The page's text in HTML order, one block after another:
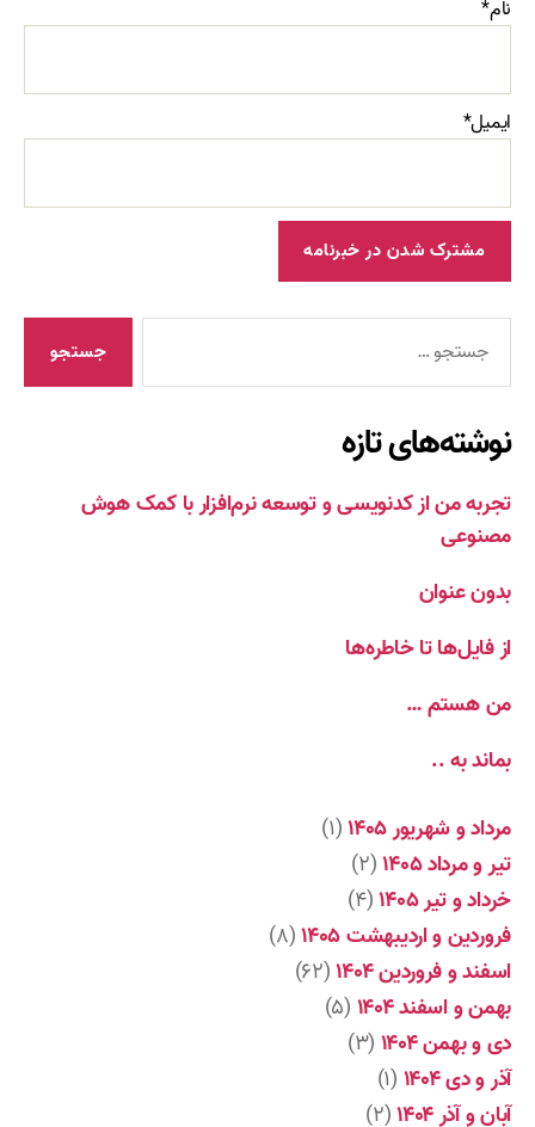
نام*
ایمیل*
نوشته‌های تازه
تجربه من از کدنویسی و توسعه نرم‌افزار با کمک هوش
مصنوعی
بدون عنوان
از فایل‌ها تا خاطره‌ها
من هستم …
بماند به ..
مرداد و شهریور ۱۴۰۵
(۱)
تیر و مرداد ۱۴۰۵
(۲)
خرداد و تیر ۱۴۰۵
(۴)
فروردین و اردیبهشت ۱۴۰۵
(۸)
اسفند و فروردین ۱۴۰۴
(۶۲)
بهمن و اسفند ۱۴۰۴
(۵)
دی و بهمن ۱۴۰۴
(۳)
آذر و دی ۱۴۰۴
(۱)
آبان و آذر ۱۴۰۴
(۲)